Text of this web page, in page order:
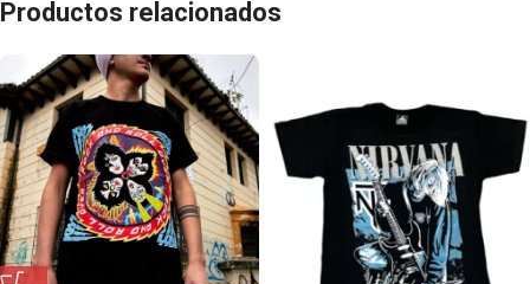
Productos relacionados